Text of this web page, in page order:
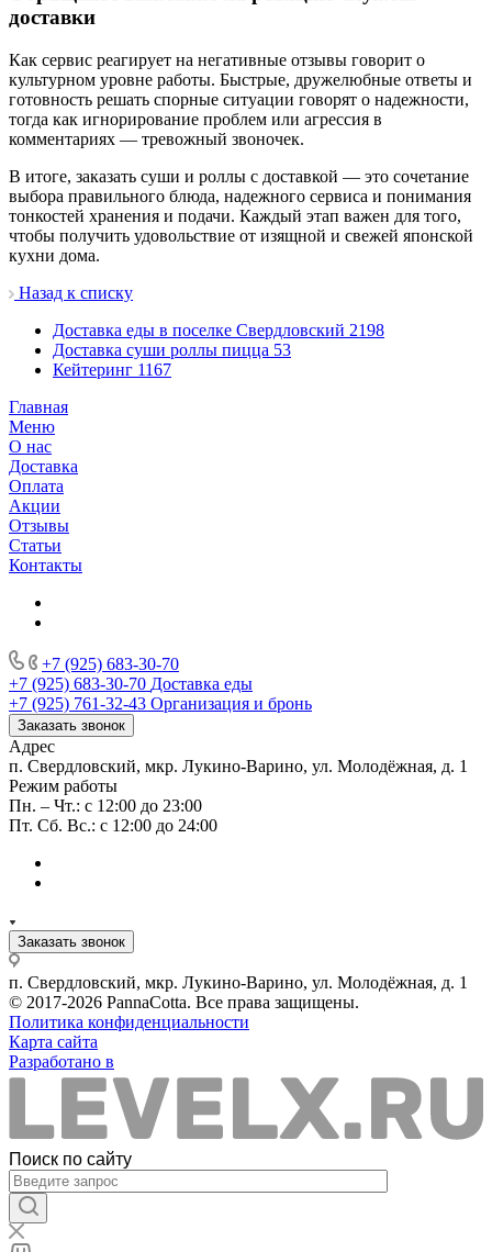
доставки
Как сервис реагирует на негативные отзывы говорит о
культурном уровне работы. Быстрые, дружелюбные ответы и
готовность решать спорные ситуации говорят о надежности,
тогда как игнорирование проблем или агрессия в
комментариях — тревожный звоночек.
В итоге, заказать суши и роллы с доставкой — это сочетание
выбора правильного блюда, надежного сервиса и понимания
тонкостей хранения и подачи. Каждый этап важен для того,
чтобы получить удовольствие от изящной и свежей японской
кухни дома.
Назад к списку
Доставка еды в поселке Свердловский 2198
Доставка суши роллы пицца 53
Кейтеринг 1167
Главная
Меню
О нас
Доставка
Оплата
Акции
Отзывы
Статьи
Контакты
+7 (925) 683-30-70
+7 (925) 683-30-70 Доставка еды
+7 (925) 761-32-43 Организация и бронь
Заказать звонок
Адрес
п. Свердловский, мкр. Лукино-Варино, ул. Молодёжная, д. 1
Режим работы
Пн. – Чт.: с 12:00 до 23:00
Пт. Сб. Вс.: с 12:00 до 24:00
Заказать звонок
п. Свердловский, мкр. Лукино-Варино, ул. Молодёжная, д. 1
© 2017-2026 PannaCotta. Все права защищены.
Политика конфиденциальности
Карта сайта
Разработано в
Поиск по сайту